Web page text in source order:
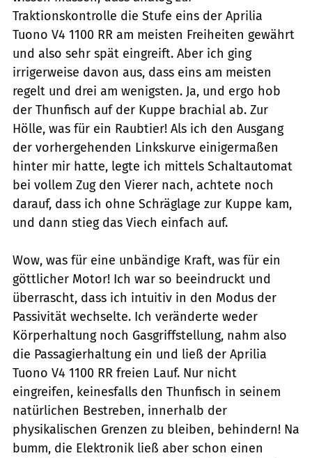
Traktionskontrolle die Stufe eins der Aprilia
Tuono V4 1100 RR am meisten Freiheiten gewährt
und also sehr spät eingreift. Aber ich ging
irrigerweise davon aus, dass eins am meisten
regelt und drei am wenigsten. Ja, und ergo hob
der Thunfisch auf der Kuppe brachial ab. Zur
Hölle, was für ein Raubtier! Als ich den Ausgang
der vorhergehenden Linkskurve einigermaßen
hinter mir hatte, legte ich mittels Schaltautomat
bei vollem Zug den Vierer nach, achtete noch
darauf, dass ich ohne Schräglage zur Kuppe kam,
und dann stieg das Viech einfach auf.
Wow, was für eine unbändige Kraft, was für ein
göttlicher Motor! Ich war so beeindruckt und
überrascht, dass ich intuitiv in den Modus der
Passivität wechselte. Ich veränderte weder
Körperhaltung noch Gasgriffstellung, nahm also
die Passagierhaltung ein und ließ der Aprilia
Tuono V4 1100 RR freien Lauf. Nur nicht
eingreifen, keinesfalls den Thunfisch in seinem
natürlichen Bestreben, innerhalb der
physikalischen Grenzen zu bleiben, behindern! Na
bumm, die Elektronik ließ aber schon einen